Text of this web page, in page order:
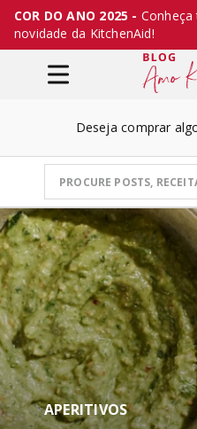
COR DO ANO 2025 -
novidade da KitchenAid!
Deseja comprar
APERITIVOS